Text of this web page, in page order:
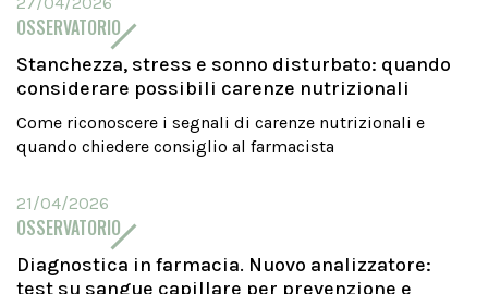
OSSERVATORIO
Stanchezza, stress e sonno disturbato: quando
considerare possibili carenze nutrizionali
Come riconoscere i segnali di carenze nutrizionali e
quando chiedere consiglio al farmacista
21/04/2026
OSSERVATORIO
Diagnostica in farmacia. Nuovo analizzatore:
test su sangue capillare per prevenzione e